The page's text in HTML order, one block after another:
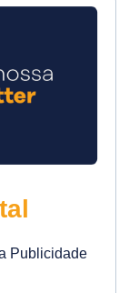
Publicidade